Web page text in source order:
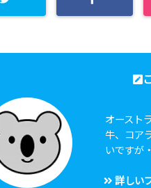
オースト
牛、コア
いですが
詳しい